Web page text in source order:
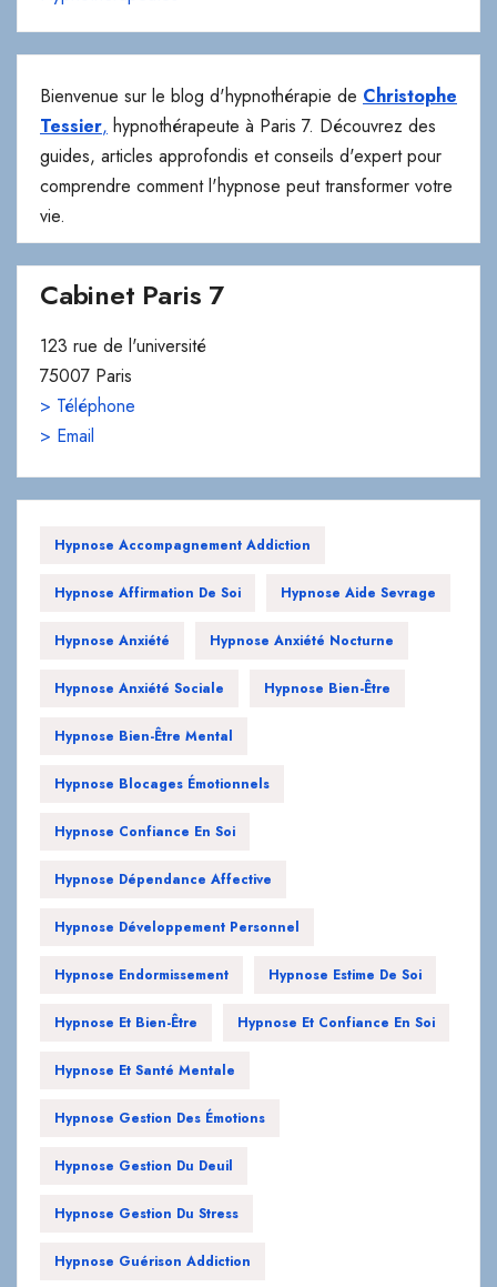
Bienvenue sur le blog d'hypnothérapie de Christophe
Tessier, hypnothérapeute à Paris 7. Découvrez des
guides, articles approfondis et conseils d'expert pour
comprendre comment l'hypnose peut transformer votre
vie.
Cabinet Paris 7
123 rue de l'université
75007 Paris
> Téléphone
> Email
Hypnose Accompagnement Addiction
Hypnose Affirmation De Soi Hypnose Aide Sevrage
Hypnose Anxiété Hypnose Anxiété Nocturne
Hypnose Anxiété Sociale Hypnose Bien-Être
Hypnose Bien-Être Mental
Hypnose Blocages Émotionnels
Hypnose Confiance En Soi
Hypnose Dépendance Affective
Hypnose Développement Personnel
Hypnose Endormissement Hypnose Estime De Soi
Hypnose Et Bien-Être Hypnose Et Confiance En Soi
Hypnose Et Santé Mentale
Hypnose Gestion Des Émotions
Hypnose Gestion Du Deuil
Hypnose Gestion Du Stress
Hypnose Guérison Addiction